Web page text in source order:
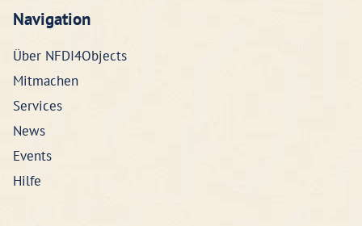
Navigation
Über NFDI4Objects
Mitmachen
Services
News
Events
Hilfe